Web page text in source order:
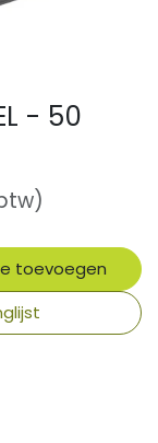
- 50
toevoegen